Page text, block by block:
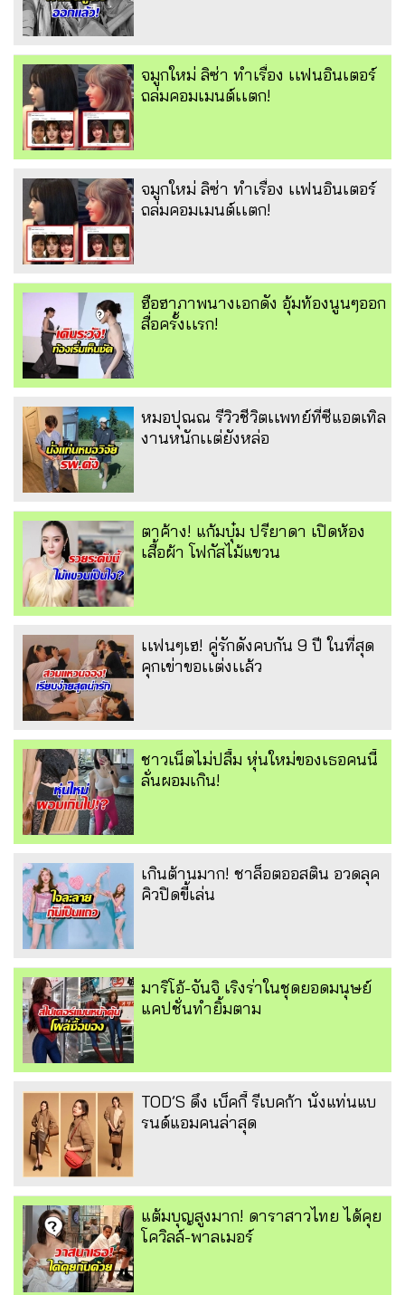
จมูกใหม่ ลิซ่า ทำเรื่อง เเฟนอินเตอร์
ถล่มคอมเมนต์เเตก!
จมูกใหม่ ลิซ่า ทำเรื่อง เเฟนอินเตอร์
ถล่มคอมเมนต์เเตก!
ฮือฮาภาพนางเอกดัง อุ้มท้องนูนๆออก
สื่อครั้งเเรก!
หมอปุณณ รีวิวชีวิตเเพทย์ที่ซีแอตเทิล
งานหนักเเต่ยังหล่อ
ตาค้าง! แก้มบุ๋ม ปรียาดา เปิดห้อง
เสื้อผ้า โฟกัสไม้แขวน
เเฟนๆเฮ! คู่รักดังคบกัน 9 ปี ในที่สุด
คุกเข่าขอเเต่งเเล้ว
ชาวเน็ตไม่ปลื้ม หุ่นใหม่ของเธอคนนี้
ลั่นผอมเกิน!
เกินต้านมาก! ชาล็อตออสติน อวดลุค
คิวปิดขี้เล่น
มาริโอ้-จันจิ เริงร่าในชุดยอดมนุษย์
แคปชั่นทำยิ้มตาม
TOD’S ดึง เบ็คกี้ รีเบคก้า นั่งแท่นแบ
รนด์แอมคนล่าสุด
แต้มบุญสูงมาก! ดาราสาวไทย ได้คุย
โควิลล์-พาลเมอร์